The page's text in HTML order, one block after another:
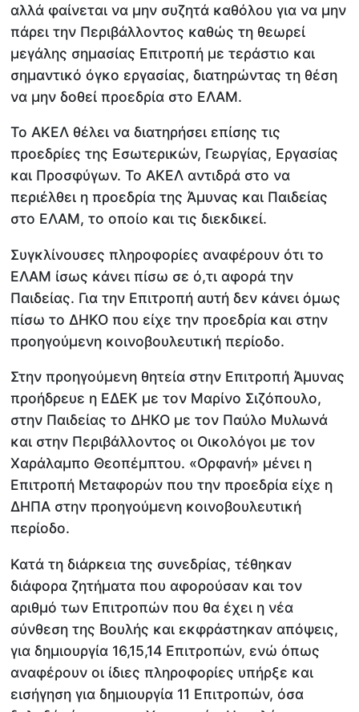
αλλά φαίνεται να μην συζητά καθόλου για να μην
πάρει την Περιβάλλοντος καθώς τη θεωρεί
μεγάλης σημασίας Επιτροπή με τεράστιο και
σημαντικό όγκο εργασίας, διατηρώντας τη θέση
να μην δοθεί προεδρία στο ΕΛΑΜ.
Το ΑΚΕΛ θέλει να διατηρήσει επίσης τις
προεδρίες της Εσωτερικών, Γεωργίας, Εργασίας
και Προσφύγων. Το ΑΚΕΛ αντιδρά στο να
περιέλθει η προεδρία της Άμυνας και Παιδείας
στο ΕΛΑΜ, το οποίο και τις διεκδικεί.
Συγκλίνουσες πληροφορίες αναφέρουν ότι το
ΕΛΑΜ ίσως κάνει πίσω σε ό,τι αφορά την
Παιδείας. Για την Επιτροπή αυτή δεν κάνει όμως
πίσω το ΔΗΚΟ που είχε την προεδρία και στην
προηγούμενη κοινοβουλευτική περίοδο.
Στην προηγούμενη θητεία στην Επιτροπή Άμυνας
προήδρευε η ΕΔΕΚ με τον Μαρίνο Σιζόπουλο,
στην Παιδείας το ΔΗΚΟ με τον Παύλο Μυλωνά
και στην Περιβάλλοντος οι Οικολόγοι με τον
Χαράλαμπο Θεοπέμπτου. «Ορφανή» μένει η
Επιτροπή Μεταφορών που την προεδρία είχε η
ΔΗΠΑ στην προηγούμενη κοινοβουλευτική
περίοδο.
Κατά τη διάρκεια της συνεδρίας, τέθηκαν
διάφορα ζητήματα που αφορούσαν και τον
αριθμό των Επιτροπών που θα έχει η νέα
σύνθεση της Βουλής και εκφράστηκαν απόψεις,
για δημιουργία 16,15,14 Επιτροπών, ενώ όπως
αναφέρουν οι ίδιες πληροφορίες υπήρξε και
εισήγηση για δημιουργία 11 Επιτροπών, όσα